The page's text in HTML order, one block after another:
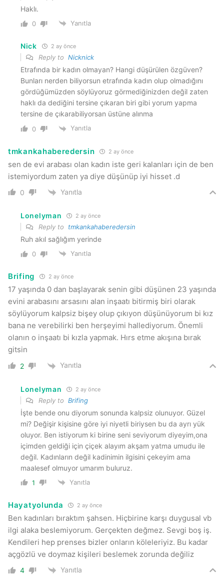
Haklı.
0 Yanıtla
Nick 2 ay önce
Reply to Nicknick
Etrafında bir kadın olmayan? Hangi düşürülen özgüven?
Bunları nerden biliyorsun etrafında kadın olup olmadığını
gördüğümüzden söylüyoruz görmediğinizden değil zaten
haklı da dediğini tersine çıkaran biri gibi yorum yapma
tersine de çıkarabiliyorsan üstüne alınma
0 Yanıtla
tmkankahaberedersin 2 ay önce
sen de evi arabası olan kadın iste geri kalanları için de ben
istemiyordum zaten ya diye düşünüp iyi hisset .d
0 Yanıtla
Lonelyman 2 ay önce
Reply to tmkankahaberedersin
Ruh akıl sağlığım yerinde
0 Yanıtla
Brifing 2 ay önce
17 yaşında 0 dan başlayarak senin gibi düşünen 23 yaşında
evini arabasını arsasını alan inşaatı bitirmiş biri olarak
söylüyorum kalpsiz bişey olup çıkıyon düşünüyorum bi kız
bana ne verebilirki ben herşeyimi hallediyorum. Önemli
olanın o inşaatı bi kızla yapmak. Hırs etme akışına bırak
gitsin
2 Yanıtla
Lonelyman 2 ay önce
Reply to Brifing
İşte bende onu diyorum sonunda kalpsiz olunuyor. Güzel
mi? Değişir kişisine göre iyi niyetli biriysen bu da ayrı yük
oluyor. Ben istiyorum ki birine seni seviyorum diyeyim,ona
içimden geldiği için çiçek alayım akşam yatma umudu ile
değil. Kadınların değil kadinimin ilgisini çekeyim ama
maalesef olmuyor umarım buluruz.
1 Yanıtla
Hayatyolunda 2 ay önce
Ben kadınları bıraktım şahsen. Hiçbirine karşı duygusal vb
ilgi alaka beslemiyorum. Gerçekten değmez. Sevgi boş iş.
Kendileri hep prenses bizler onların köleleriyiz. Bu kadar
açgözlü ve doymaz kişileri beslemek zorunda değiliz
4 Yanıtla